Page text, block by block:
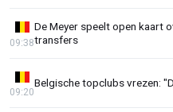
De Meyer speelt open kaart
transfers
09:38
Belgische topclubs vrezen:
09:20